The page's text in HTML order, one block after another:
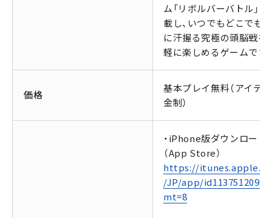
ム「リボルバーバトル」を
載し、いつでもどこでも
に汗握る究極の頭脳戦を
軽に楽しめるゲームです！
価格
基本プレイ無料（アイテ
金制）
・iPhone版ダウンロード
（App Store）
https://
/JP/app/id1137512092?
mt=8